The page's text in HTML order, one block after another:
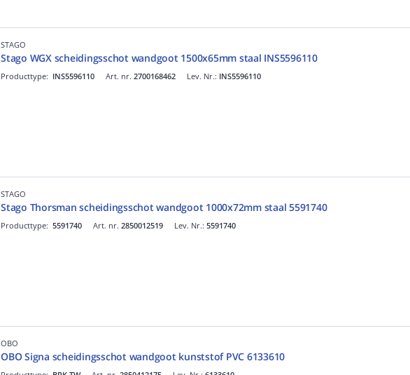
STAGO
Stago WGX scheidingsschot wandgoot 1500x65mm staal INS5596110
Art. nr. 2700168462
Producttype: INS5596110 Lev. Nr.: INS5596110
STAGO
Stago Thorsman scheidingsschot wandgoot 1000x72mm staal 5591740
Art. nr. 2850012519
Producttype: 5591740 Lev. Nr.: 5591740
OBO
OBO Signa scheidingsschot wandgoot kunststof PVC 6133610